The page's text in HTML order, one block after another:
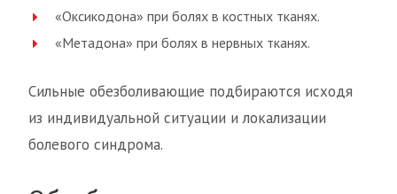
«Оксикодона» при болях в костных тканях.
«Метадона» при болях в нервных тканях.
Сильные обезболивающие подбираются исходя
из индивидуальной ситуации и локализации
болевого синдрома.